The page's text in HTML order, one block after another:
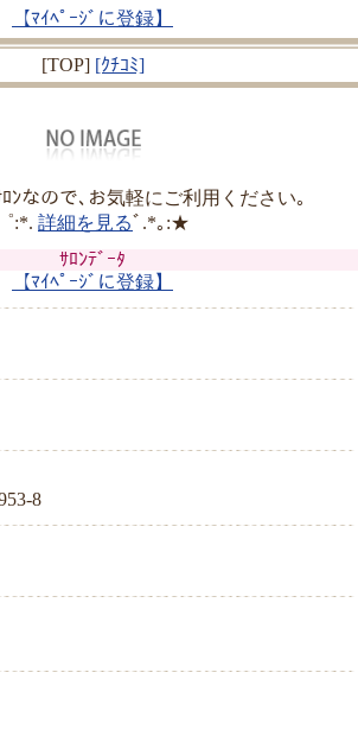
【ﾏｲﾍﾟｰｼﾞに登録】
[TOP] [ｸﾁｺﾐ]
ﾛﾝなので､お気軽にご利用ください｡
゜:*. 詳細を見るﾞ.*｡:★
ｻﾛﾝﾃﾞｰﾀ
【ﾏｲﾍﾟｰｼﾞに登録】
8